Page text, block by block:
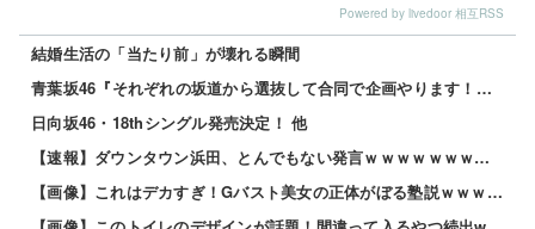
Powered by livedoor 相互RSS
結婚生活の「当たり前」が壊れる瞬間
青葉坂46『それぞれの坂道から選抜して合同で企画やります！』←これが最悪だよな 他
日向坂46・18thシングル発売決定！ 他
【速報】ダウンタウン浜田、とんでもない発言ｗｗｗｗｗｗｗｗｗｗ 他
【画像】これはデカすぎ！Gバスト美女の正体がぼる塾説ｗｗｗｗ 他